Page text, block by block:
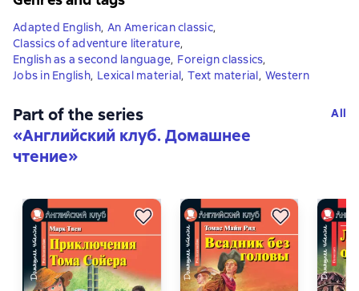
Adapted English, An American classic,
Classics of adventure literature,
English as a second language, Foreign classics,
Jobs in English, Lexical material, Text material, Western
Part of the series
«Английский клуб. Домашнее
чтение»
All